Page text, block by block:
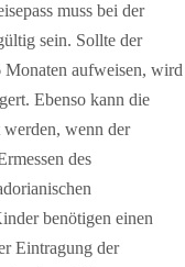
muss bei der
sein. Sollte der
Monaten aufweisen, wird
Ebenso kann die
wenn der
des
benötigen einen
Eintragung der